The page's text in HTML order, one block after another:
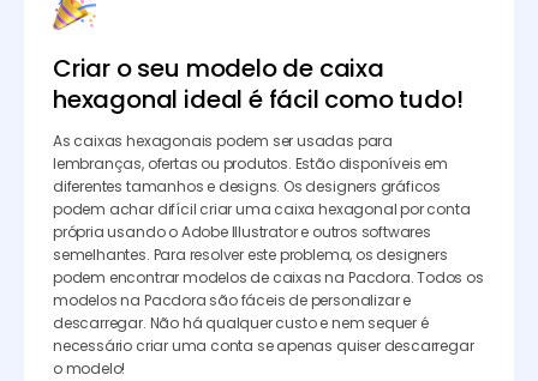
Criar o seu modelo de caixa
hexagonal ideal é fácil como tudo!
As caixas hexagonais podem ser usadas para
lembranças, ofertas ou produtos. Estão disponíveis em
diferentes tamanhos e designs. Os designers gráficos
podem achar difícil criar uma caixa hexagonal por conta
própria usando o Adobe Illustrator e outros softwares
semelhantes. Para resolver este problema, os designers
podem encontrar modelos de caixas na Pacdora. Todos os
modelos na Pacdora são fáceis de personalizar e
descarregar. Não há qualquer custo e nem sequer é
necessário criar uma conta se apenas quiser descarregar
o modelo!